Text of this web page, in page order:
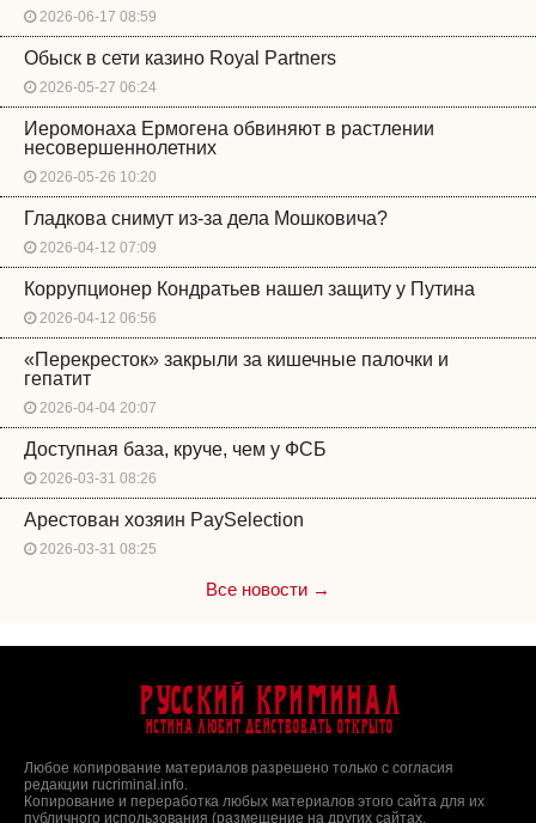
2026-06-17 08:59
Обыск в сети казино Royal Partners
2026-05-27 06:24
Иеромонаха Ермогена обвиняют в растлении
несовершеннолетних
2026-05-26 10:20
Гладкова снимут из-за дела Мошковича?
2026-04-12 07:09
Коррупционер Кондратьев нашел защиту у Путина
2026-04-12 06:56
«Перекресток» закрыли за кишечные палочки и
гепатит
2026-04-04 20:07
Доступная база, круче, чем у ФСБ
2026-03-31 08:26
Арестован хозяин PaySelection
2026-03-31 08:25
Все новости →
Русский Криминал
Истина любит действовать открыто
Любое копирование материалов разрешено только с согласия
редакции rucriminal.info.
Копирование и переработка любых материалов этого сайта для их
публичного использования (размещение на других сайтах,